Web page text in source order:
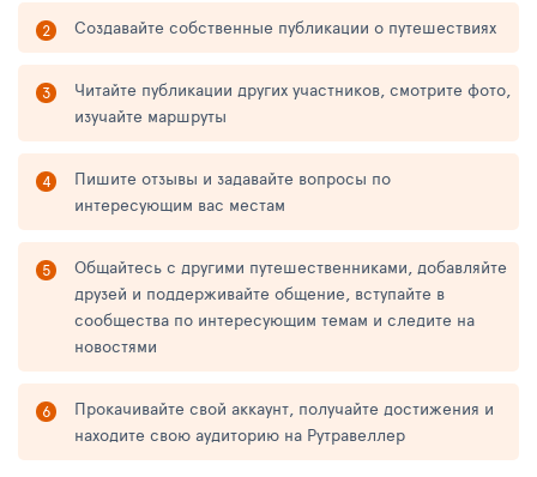
Создавайте собственные публикации о путешествиях
Читайте публикации других участников, смотрите фото,
изучайте маршруты
Пишите отзывы и задавайте вопросы по
интересующим вас местам
Общайтесь с другими путешественниками, добавляйте
друзей и поддерживайте общение, вступайте в
сообщества по интересующим темам и следите на
новостями
Прокачивайте свой аккаунт, получайте достижения и
находите свою аудиторию на Рутравеллер